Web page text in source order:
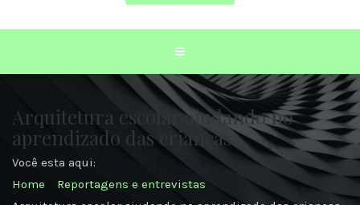
Arquitetura escolar ajudando no
aprendizado das crianças
Você esta aqui:
Home
Reportagens e entrevistas